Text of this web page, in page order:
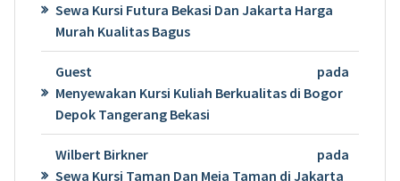
Sewa Kursi Futura Bekasi Dan Jakarta Harga
Murah Kualitas Bagus
Guest
pada
Menyewakan Kursi Kuliah Berkualitas di Bogor
Depok Tangerang Bekasi
Wilbert Birkner
pada
Sewa Kursi Taman Dan Meja Taman di Jakarta